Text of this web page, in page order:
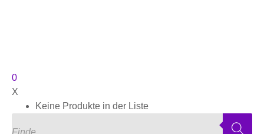
0
X
Keine Produkte in der Liste